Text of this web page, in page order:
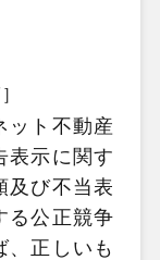
ット不動産
表示に関す
及び不当表
る公正競争
、正しいも